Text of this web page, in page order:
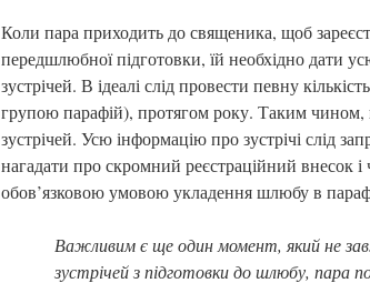
Коли пара приходить до священика, щоб
передшлюбної підготовки, їй необхідно дати
зустрічей. В ідеалі слід провести певну
групою парафій), протягом року. Таким чином,
зустрічей. Усю інформацію про зустрічі слід
нагадати про скромний реєстраційний внесок і
обов’язковою умовою укладення шлюбу в
Важливим є ще один момент, який не
зустрічей з підготовки до шлюбу, пара